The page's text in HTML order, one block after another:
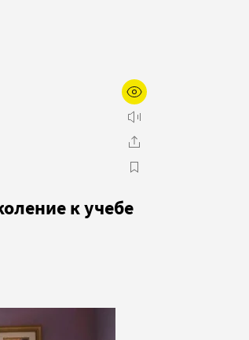
к учебе